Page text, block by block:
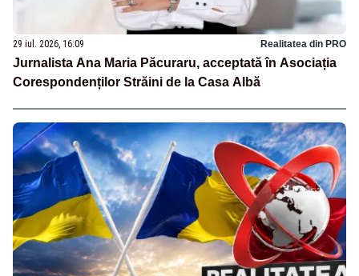
29 iul. 2026, 16:09 Realitatea din PRO
Jurnalista Ana Maria Păcuraru, acceptată în Asociația
Corespondenților Străini de la Casa Albă